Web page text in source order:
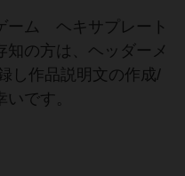
ーム ヘキサプレート
知の方は、ヘッダーメ
し作品説明文の作成/
です。